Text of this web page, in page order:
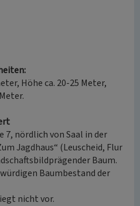
Höhe ca. 20-25 Meter,
7, nördlich von Saal in der
Jagdhaus“ (Leuscheid, Flur
Baum.
Baumbestand der
nicht vor.